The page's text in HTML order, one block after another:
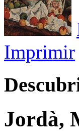
Imprimir
Jordà,